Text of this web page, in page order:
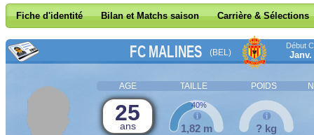
Fiche d'identité Bilan et Matchs saison Carrière & Sélections
FC MALINES (BEL)
Début
Janv.
AGE TAILLE POIDS
25
ans 1,82 m
40%
? kg